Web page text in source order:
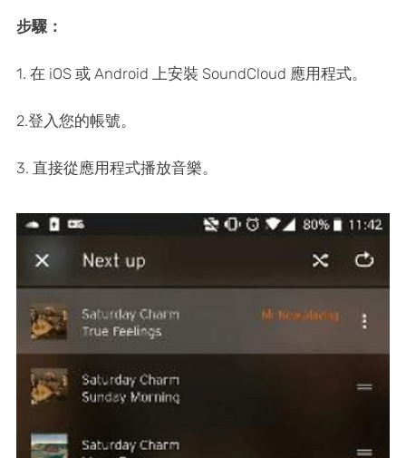
步驟：
1. 在 iOS 或 Android 上安裝 SoundCloud 應用程式。
2.登入您的帳號。
3. 直接從應用程式播放音樂。